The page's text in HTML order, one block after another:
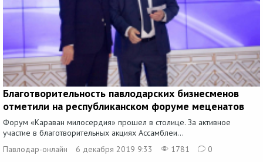
Благотворительность павлодарских бизнесменов
отметили на республиканском форуме меценатов
Форум «Караван милосердия» прошел в столице. За активное
участие в благотворительных акциях Ассамблеи...
Павлодар-онлайн
6 декабря 2019 9:33 1781 0